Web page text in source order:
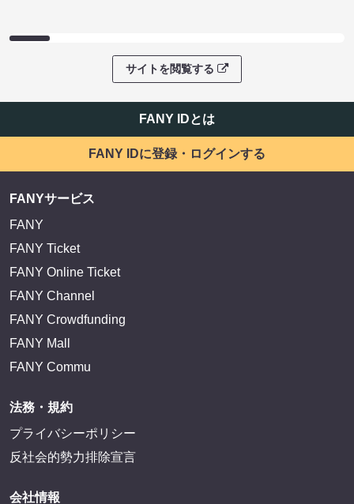
サイトを閲覧する
FANY IDとは
FANY IDに登録・ログインする
FANYサービス
FANY
FANY Ticket
FANY Online Ticket
FANY Channel
FANY Crowdfunding
FANY Mall
FANY Commu
法務・規約
プライバシーポリシー
反社会的勢力排除宣言
会社情報